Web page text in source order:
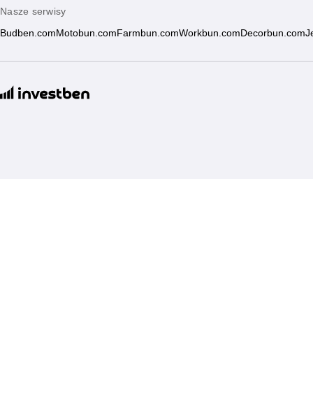
Nasze serwisy
Budben.com Motobun.com Farmbun.comWorkbun.com Decorbun.com